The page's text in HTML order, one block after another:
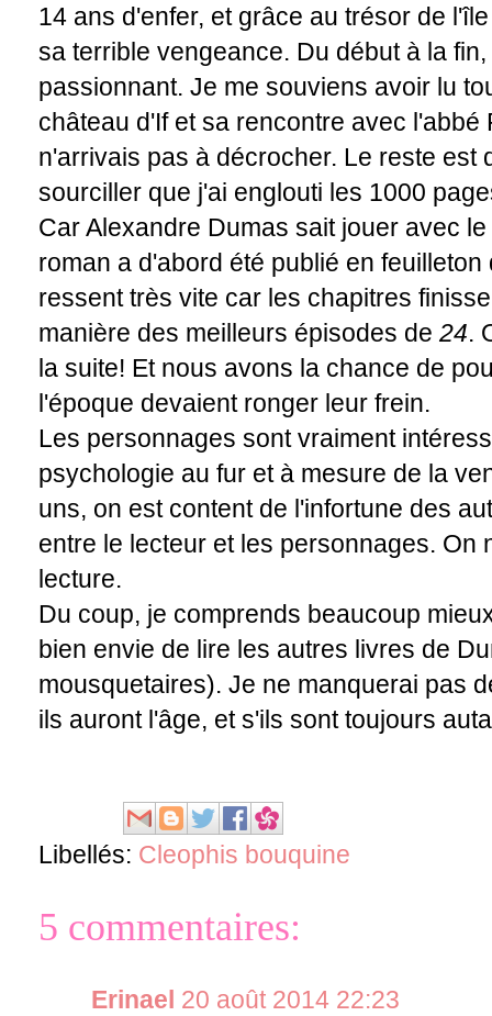
14 ans d'enfer, et grâce au trésor de
sa terrible vengeance. Du début à la
passionnant. Je me souviens avoir lu
château d'If et sa rencontre avec
n'arrivais pas à décrocher. Le reste est
sourciller que j'ai englouti les 1000
Car Alexandre Dumas sait jouer avec
roman a d'abord été publié en
ressent très vite car les chapitres
manière des meilleurs épisodes de 24.
la suite! Et nous avons la chance de
l'époque devaient ronger leur frein.
Les personnages sont vraiment
psychologie au fur et à mesure de la
uns, on est content de l'infortune des
entre le lecteur et les personnages. On
lecture.
Du coup, je comprends beaucoup
bien envie de lire les autres livres de
mousquetaires). Je ne manquerai pas
ils auront l'âge, et s'ils sont toujours
Libellés: Cleophis bouquine
5 commentaires:
Erinael 20 août 2014 22:23